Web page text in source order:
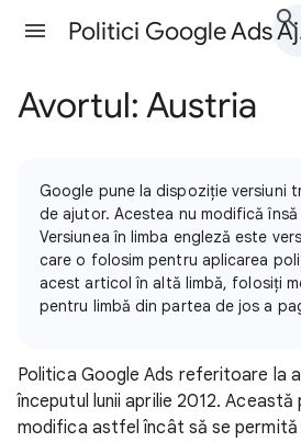
Avortul: Austria
Google pune la dispoziție versiuni
de ajutor. Acestea nu modifică
Versiunea în limba engleză este
care o folosim pentru aplicarea
acest articol în altă limbă, folosiți
pentru limbă din partea de jos a
Politica Google Ads referitoare la
începutul lunii aprilie 2012. Această
modifica astfel încât să se permită